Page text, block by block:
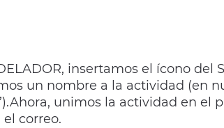
insertamos el ícono del
un nombre a la actividad (en
unimos la actividad en el
correo.